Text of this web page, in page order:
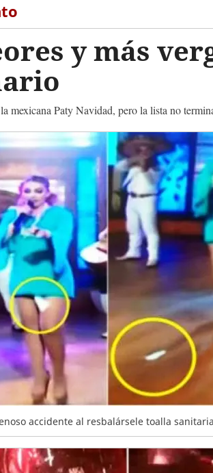
y más
mexicana Paty Navidad, pero la lista no
accidente al resbalársele toalla